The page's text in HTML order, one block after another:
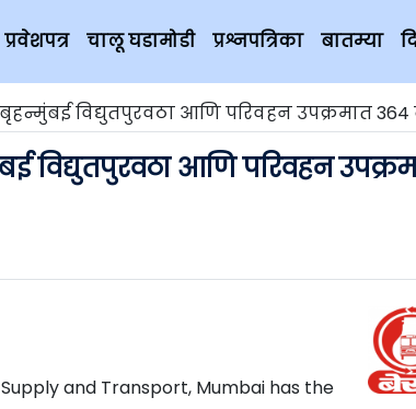
प्रवेशपत्र चालू घडामोडी प्रश्नपत्रिका बातम्या
आणि परिवहन उपक्रमात 364 बस वाहक पदांसाठी भरती
विद्युतपुरवठा आणि परिवहन
and Transport, Mumbai has the